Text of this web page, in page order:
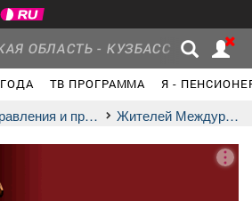
ОБЛАСТЬ - КУЗБАСС
ТВ ПРОГРАММА
Я -
Новости
и праздники жителей Междуреченска